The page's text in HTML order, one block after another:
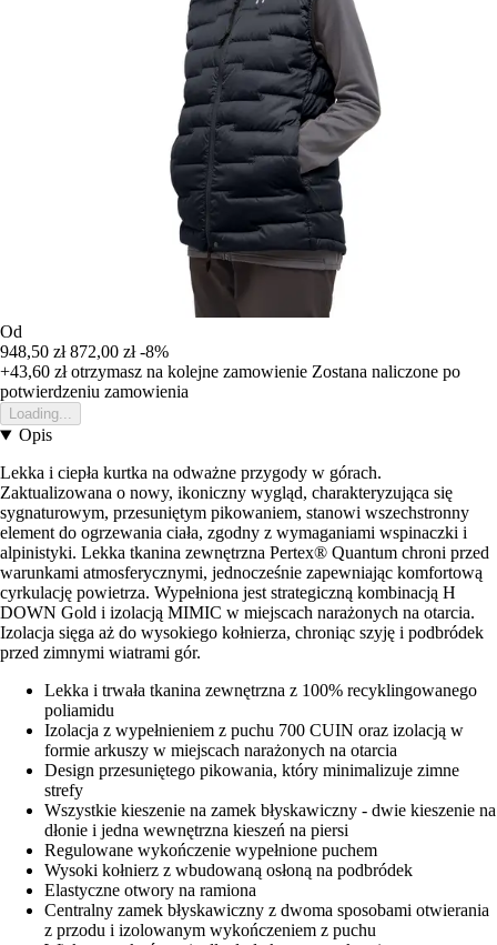
Od
948,50 zł 872,00 zł -8%
+43,60 złotrzymasz na kolejne zamowienie Zostana naliczone po
potwierdzeniu zamowienia
Loading...
Opis
Lekka i ciepła kurtka na odważne przygody w górach.
Zaktualizowana o nowy, ikoniczny wygląd, charakteryzująca się
sygnaturowym, przesuniętym pikowaniem, stanowi wszechstronny
element do ogrzewania ciała, zgodny z wymaganiami wspinaczki i
alpinistyki. Lekka tkanina zewnętrzna Pertex® Quantum chroni przed
warunkami atmosferycznymi, jednocześnie zapewniając komfortową
cyrkulację powietrza. Wypełniona jest strategiczną kombinacją H
DOWN Gold i izolacją MIMIC w miejscach narażonych na otarcia.
Izolacja sięga aż do wysokiego kołnierza, chroniąc szyję i podbródek
przed zimnymi wiatrami gór.
Lekka i trwała tkanina zewnętrzna z 100% recyklingowanego
poliamidu
Izolacja z wypełnieniem z puchu 700 CUIN oraz izolacją w
formie arkuszy w miejscach narażonych na otarcia
Design przesuniętego pikowania, który minimalizuje zimne
strefy
Wszystkie kieszenie na zamek błyskawiczny - dwie kieszenie na
dłonie i jedna wewnętrzna kieszeń na piersi
Regulowane wykończenie wypełnione puchem
Wysoki kołnierz z wbudowaną osłoną na podbródek
Elastyczne otwory na ramiona
Centralny zamek błyskawiczny z dwoma sposobami otwierania
z przodu i izolowanym wykończeniem z puchu